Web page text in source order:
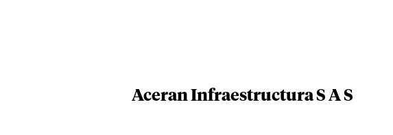
Aceran Infraestructura S A S